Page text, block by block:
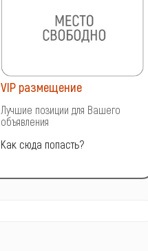
VIP размещение
Лучшие позиции для Вашего
объявления
Как сюда попасть?